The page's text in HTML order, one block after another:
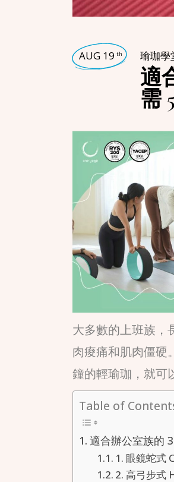
AUG 19 th 瑜珈學
適
需
大多數的上班族，
肉痠痛和肌肉僵硬
鐘的輕瑜珈，就可
Table of
適合辦公室族的
1. 眼鏡蛇式
2. 高弓步式